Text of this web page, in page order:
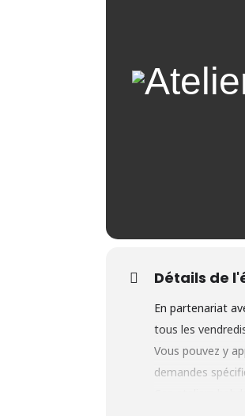
Détails de
En partenariat
tous les
Vous pouvez y
demandes